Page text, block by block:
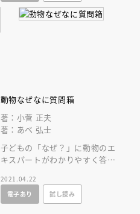
動物なぜなに質問箱
著：小菅 正夫
著：あべ 弘士
子どもの「なぜ？」に動物のエ
キスパートがわかりやすく答え
わかり、環境問題まで好奇心が
広がります！
2021.04.22
電子あり
試し読み